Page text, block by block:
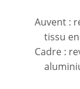
Auvent :
tissu en
Cadre :